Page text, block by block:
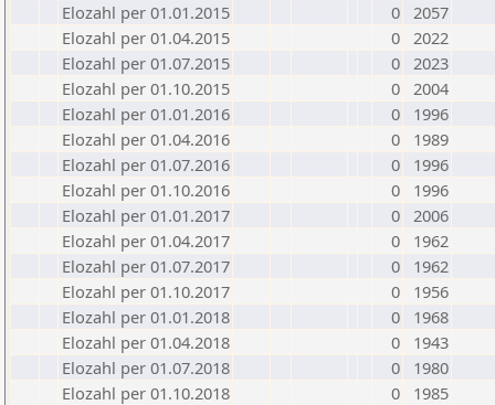
Elozahl per 01.01.2015
0 2057
Elozahl per 01.04.2015
0 2022
Elozahl per 01.07.2015
0 2023
Elozahl per 01.10.2015
0 2004
Elozahl per 01.01.2016
0
1996
Elozahl per 01.04.2016
0
1989
Elozahl per 01.07.2016
0
1996
Elozahl per 01.10.2016
0
1996
Elozahl per 01.01.2017
0 2006
Elozahl per 01.04.2017
0
1962
Elozahl per 01.07.2017
0
1962
Elozahl per 01.10.2017
0
1956
Elozahl per 01.01.2018
0
1968
Elozahl per 01.04.2018
0
1943
Elozahl per 01.07.2018
0
1980
Elozahl per 01.10.2018
0
1985